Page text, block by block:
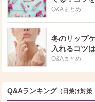
Q&Aまとめ
冬のリップ
入れるコツ
Q&Aまとめ
Q&Aランキング （日焼け対策